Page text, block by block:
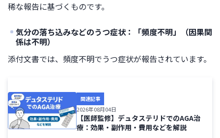
稀な報告に基づくものです。
気分の落ち込みなどのうつ症状：「頻度不明」（因果関
係は不明）
添付文書では、頻度不明でうつ症状が報告されています。
関連記事
2026年08月04日
【医師監修】デュタステリドでのAGA治
療：効果・副作用・費用などを解説